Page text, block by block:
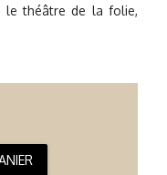
le théâtre de la folie,